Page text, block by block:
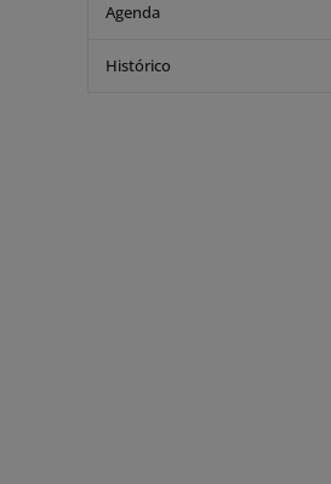
Agenda
Histórico